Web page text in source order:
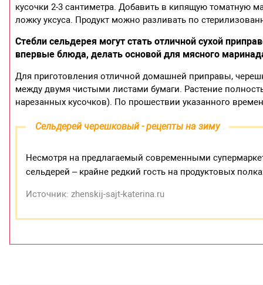
кусочки 2-3 сантиметра. Добавить в кипящую томатную
ложку уксуса. Продукт можно разливать по
Стебли сельдерея могут стать отличной сухой
впервые блюда, делать основой для мясного
Для приготовления отличной домашней приправы,
между двумя чистыми листами бумаги. Растение
нарезанных кусочков). По прошествии указанного
Сельдерей черешковый - рецепты на зиму
Несмотря на предлагаемый современными
сельдерей – крайне редкий гость на продуктовых
Источник: zhenskij-sajt-katerina.ru